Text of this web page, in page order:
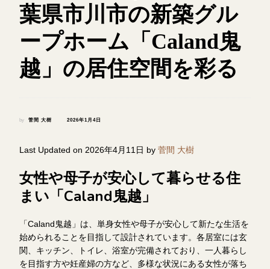
葉県市川市の新築グル
ープホーム「Caland鬼
越」の居住空間を彩る
by 菅間 大樹 2026年1月4日
Last Updated on 2026年4月11日 by 菅間 大樹
女性や母子が安心して暮らせる住
まい「Caland鬼越」
「Caland鬼越」は、単身女性や母子が安心して新たな生活を
始められることを目指して設計されています。各居室には玄
関、キッチン、トイレ、浴室が完備されており、一人暮らし
を目指す方や妊産婦の方など、多様な状況にある女性が落ち